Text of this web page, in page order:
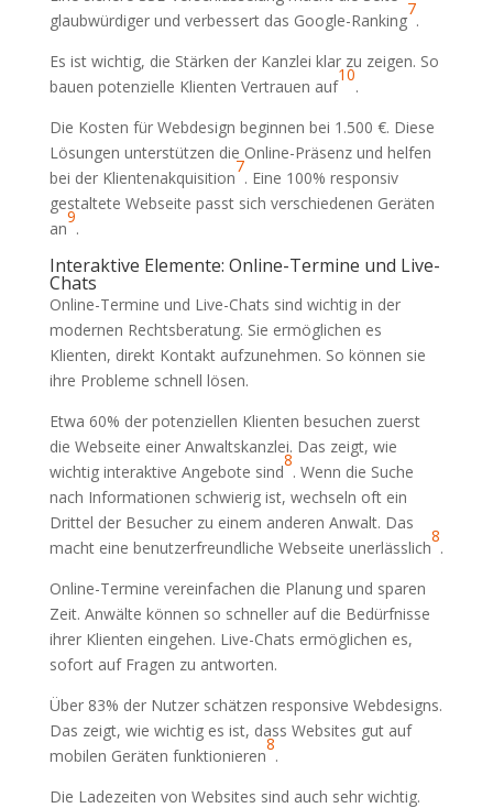
glaubwürdiger und verbessert das Google-Ranking
7
.
Es ist wichtig, die Stärken der Kanzlei klar zu zeigen. So
bauen potenzielle Klienten Vertrauen auf
10
.
Die Kosten für Webdesign beginnen bei 1.500 €. Diese
Lösungen unterstützen die Online-Präsenz und helfen
bei der Klientenakquisition
7
. Eine 100% responsiv
gestaltete Webseite passt sich verschiedenen Geräten
an
9
.
Interaktive Elemente: Online-Termine und Live-
Chats
Online-Termine und Live-Chats sind wichtig in der
modernen Rechtsberatung. Sie ermöglichen es
Klienten, direkt Kontakt aufzunehmen. So können sie
ihre Probleme schnell lösen.
Etwa 60% der potenziellen Klienten besuchen zuerst
die Webseite einer Anwaltskanzlei. Das zeigt, wie
wichtig interaktive Angebote sind
8
. Wenn die Suche
nach Informationen schwierig ist, wechseln oft ein
Drittel der Besucher zu einem anderen Anwalt. Das
macht eine benutzerfreundliche Webseite unerlässlich
8
.
Online-Termine vereinfachen die Planung und sparen
Zeit. Anwälte können so schneller auf die Bedürfnisse
ihrer Klienten eingehen. Live-Chats ermöglichen es,
sofort auf Fragen zu antworten.
Über 83% der Nutzer schätzen responsive Webdesigns.
Das zeigt, wie wichtig es ist, dass Websites gut auf
mobilen Geräten funktionieren
8
.
Die Ladezeiten von Websites sind auch sehr wichtig.